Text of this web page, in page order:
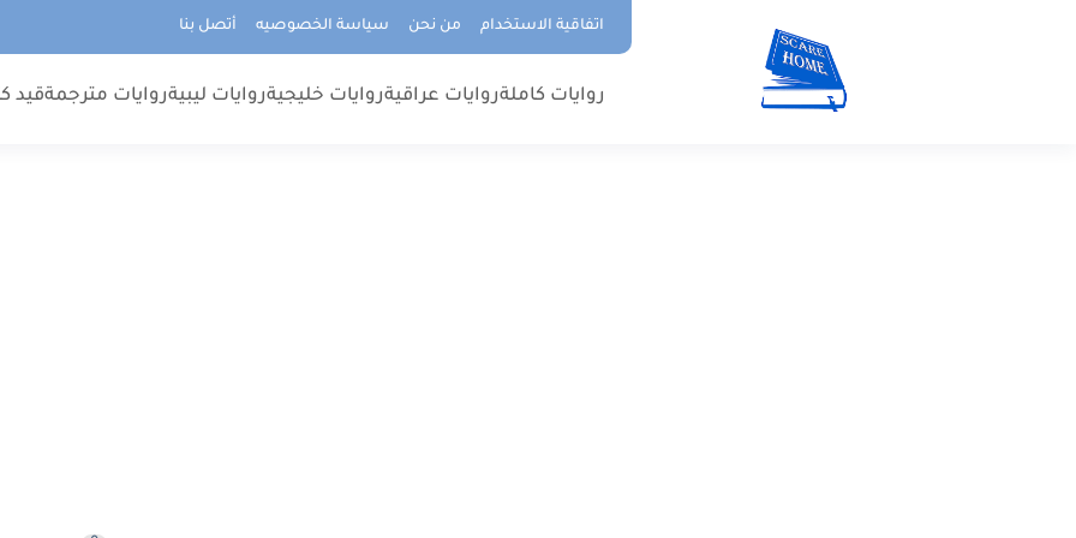
اتفاقية الاستخدام من نحن سياسة الخصوصيه أتصل بنا
روايات كاملةروايات عراقيةروايات خليجيةروايات ليبيةروايات مترجمةقيد